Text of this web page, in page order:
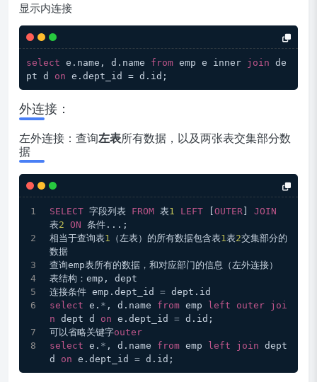
显示内连接
select e.name, d.name from emp e inner join de
pt d on e.dept_id = d.id;
外连接：
左外连接：查询左表所有数据，以及两张表交集部分数
据
SELECT 字段列表 FROM 表1 LEFT OUTER
JOIN
表2 ON 条件...;
相当于查询表1 （左表）的所有数据包含表1表2交集部分的
数据
查询emp表所有的数据，和对应部门的信息（左外连接）
表结构：emp, dept
连接条件 emp.dept_id = dept.id
select e. * , d.name from emp left outer joi
n dept d on e.dept_id = d.id;
可以省略关键字outer
select e. * , d.name from emp left join dept
d on e.dept_id = d.id;